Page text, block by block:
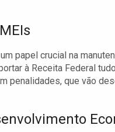
papel crucial na
à Receita Federal
penalidades, que vão